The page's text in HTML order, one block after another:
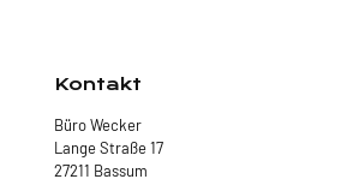
Kontakt
Büro Wecker
Lange Straße 17
27211 Bassum